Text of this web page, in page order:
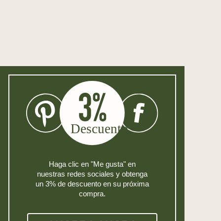
Haga clic en "Me gusta" en
nuestras redes sociales y obtenga
un 3% de descuento en su próxima
compra.